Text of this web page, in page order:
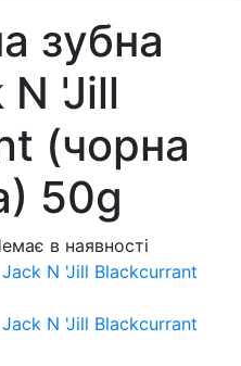
зубна
'Jill
(чорна
50g
в наявності